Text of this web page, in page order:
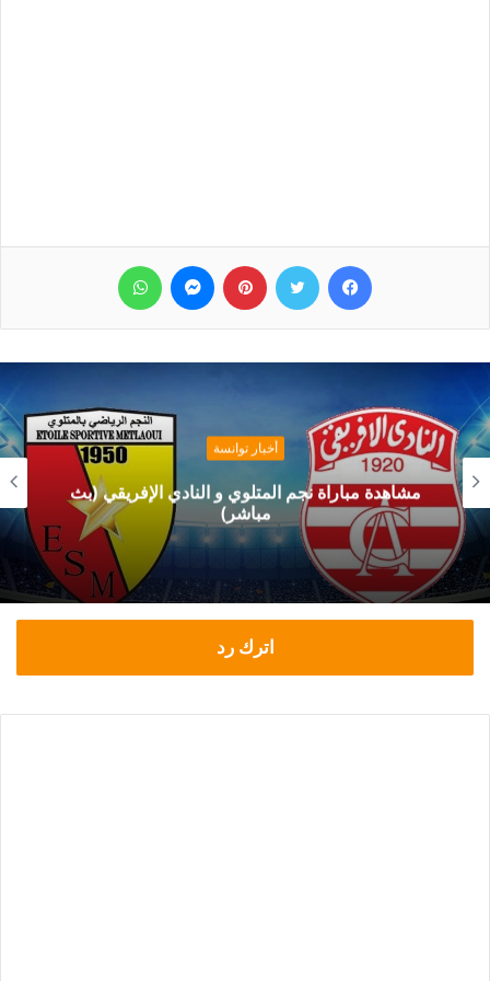
فيسبوك تويتر بينتيريست ماسنجر
أخبار توانسة
مشاهدة مباراة نجم المتلوي و النادي الإفريقي (بث
مباشر)
اترك رد